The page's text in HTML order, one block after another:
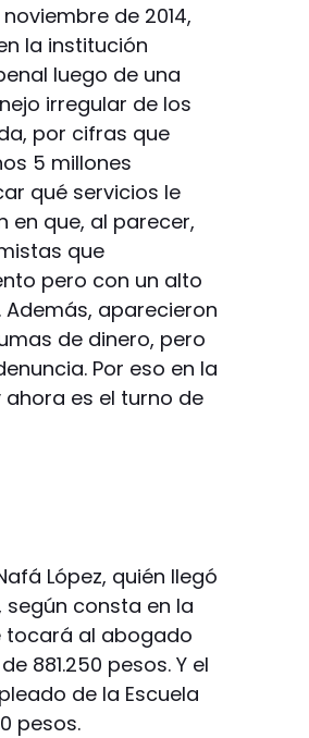
de 2014,
la institución
luego de una
irregular de los
por cifras que
5 millones
qué servicios le
en que, al parecer,
que
pero con un alto
aparecieron
de dinero, pero
Por eso en la
es el turno de
López, quién llegó
según consta en la
tocará al abogado
881.250 pesos. Y el
de la Escuela
pesos.